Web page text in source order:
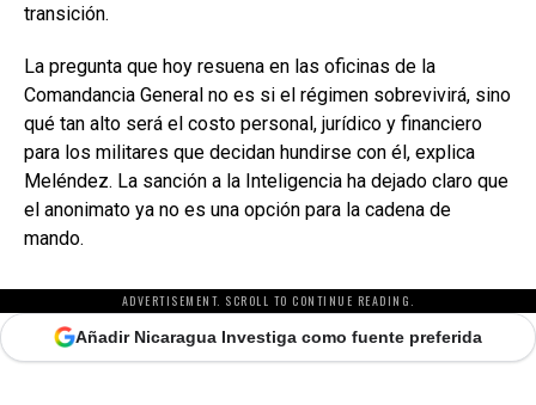
transición.
La pregunta que hoy resuena en las oficinas de la
Comandancia General no es si el régimen sobrevivirá, sino
qué tan alto será el costo personal, jurídico y financiero
para los militares que decidan hundirse con él, explica
Meléndez. La sanción a la Inteligencia ha dejado claro que
el anonimato ya no es una opción para la cadena de
mando.
ADVERTISEMENT. SCROLL TO CONTINUE READING.
Añadir Nicaragua Investiga como fuente preferida